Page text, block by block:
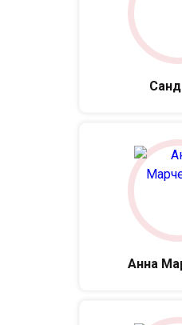
Анна